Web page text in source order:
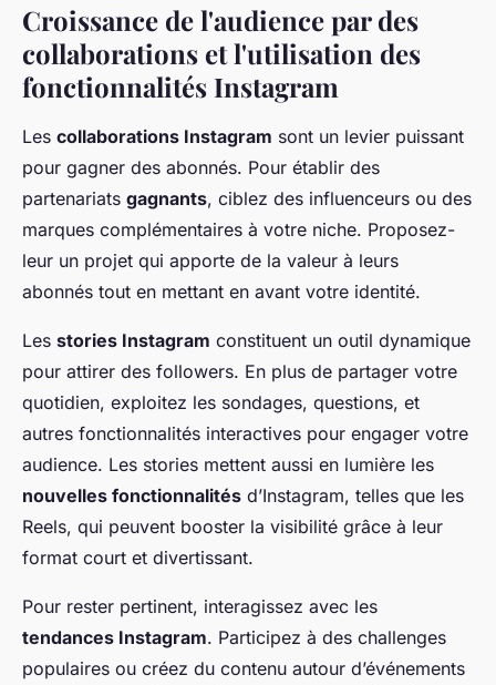
Croissance de l'audience par des
collaborations et l'utilisation des
fonctionnalités Instagram
Les collaborations Instagram sont un levier puissant
pour gagner des abonnés. Pour établir des
partenariats gagnants, ciblez des influenceurs ou des
marques complémentaires à votre niche. Proposez-
leur un projet qui apporte de la valeur à leurs
abonnés tout en mettant en avant votre identité.
Les stories Instagram constituent un outil dynamique
pour attirer des followers. En plus de partager votre
quotidien, exploitez les sondages, questions, et
autres fonctionnalités interactives pour engager votre
audience. Les stories mettent aussi en lumière les
nouvelles fonctionnalités d’Instagram, telles que les
Reels, qui peuvent booster la visibilité grâce à leur
format court et divertissant.
Pour rester pertinent, interagissez avec les
tendances Instagram. Participez à des challenges
populaires ou créez du contenu autour d’événements